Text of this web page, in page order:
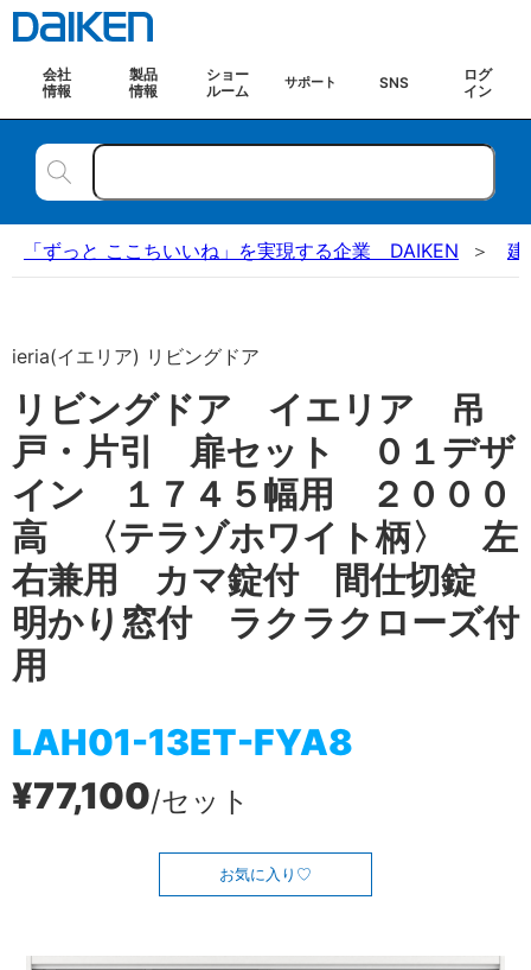
会社
情報
製品
情報
ショー
ルーム
サポート SNS
ログ
イン
「ずっと ここちいいね」を実現する企業 DAIKEN 建
ieria(イエリア) リビングドア
リビングドア イエリア 吊
戸・片引 扉セット ０１デザ
イン １７４５幅用 ２０００
高 〈テラゾホワイト柄〉 左
右兼用 カマ錠付 間仕切錠
明かり窓付 ラクラクローズ付
用
LAH01-13ET-FYA8
¥77,100/セット
お気に入り